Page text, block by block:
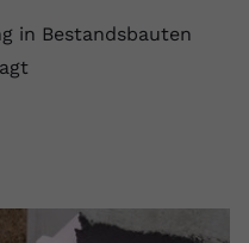
in Bestandsbauten